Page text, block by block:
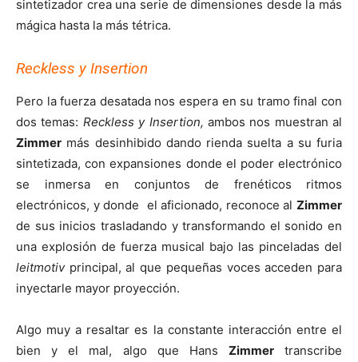
sintetizador crea una serie de dimensiones desde la más
mágica hasta la más tétrica.
Reckless y Insertion
Pero la fuerza desatada nos espera en su tramo final con
dos temas: Reckless y Insertion, ambos nos muestran al
Zimmer más desinhibido dando rienda suelta a su furia
sintetizada, con expansiones donde el poder electrónico
se inmersa en conjuntos de frenéticos ritmos
electrónicos, y donde el aficionado, reconoce al Zimmer
de sus inicios trasladando y transformando el sonido en
una explosión de fuerza musical bajo las pinceladas del
leitmotivprincipal, al que pequeñas voces acceden para
inyectarle mayor proyección.
Algo muy a resaltar es la constante interacción entre el
bien y el mal, algo que Hans Zimmertranscribe